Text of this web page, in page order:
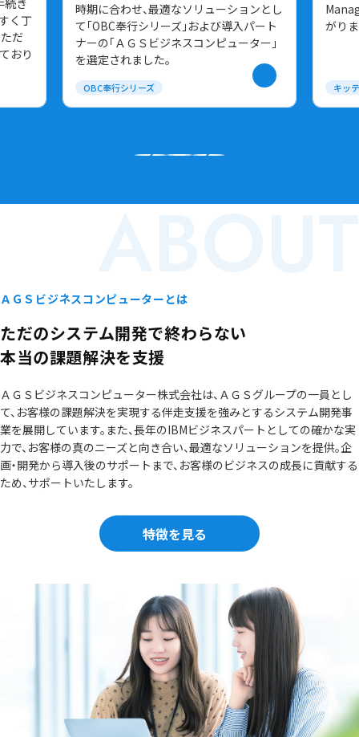
続き
く丁
だ
おり
時期に合わせ、最適なソリューションとし
て「OBC奉行シリーズ」および導入パート
ナーの「ＡＧＳビジネスコンピューター」
を選定されました。
OBC奉行シリーズ
がり
キッ
ABOUT
ＡＧＳビジネスコンピューターとは
ただのシステム開発で終わらない
本当の課題解決を支援
ＡＧＳビジネスコンピューター株式会社は、ＡＧＳグループの一員とし
て、 お客様の課題解決を実現する伴走支援を強みとするシステム開発事
業を展開しています。 また、長年のIBMビジネスパートとしての確かな実
力で、お客様の真のニーズと向き合い、最適なソリューションを提供。企
画・開発から導入後のサポートまで、 お客様のビジネスの成長に貢献する
ため、サポートいたします。
特徴を見る